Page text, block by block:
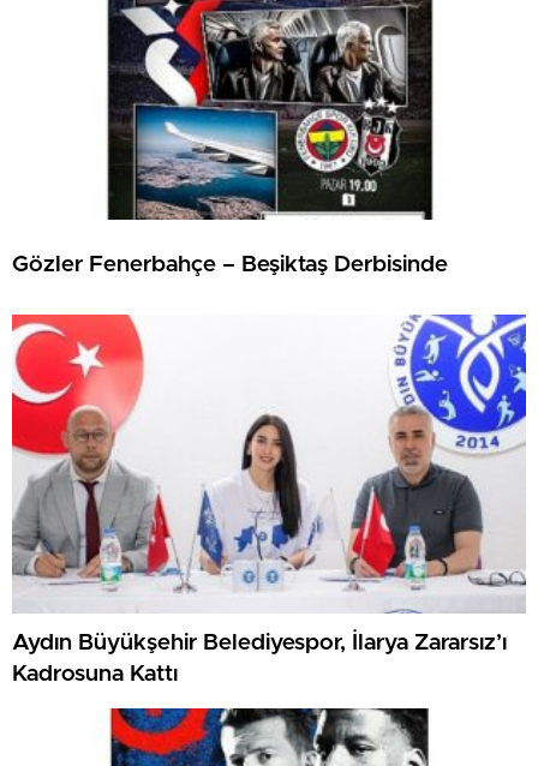
Gözler Fenerbahçe – Beşiktaş Derbisinde
Aydın Büyükşehir Belediyespor, İlarya Zararsız’ı
Kadrosuna Kattı